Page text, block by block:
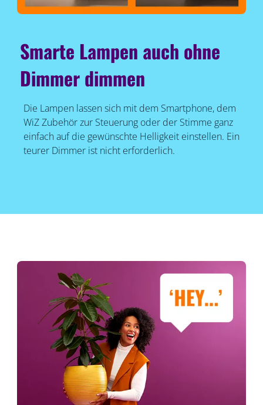
Smarte Lampen auch ohne
Dimmer dimmen
Die Lampen lassen sich mit dem Smartphone, dem
WiZ Zubehör zur Steuerung oder der Stimme ganz
einfach auf die gewünschte Helligkeit einstellen. Ein
teurer Dimmer ist nicht erforderlich.